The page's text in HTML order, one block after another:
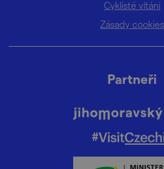
Cyklisté vítáni
Zásady cookies
Partneři